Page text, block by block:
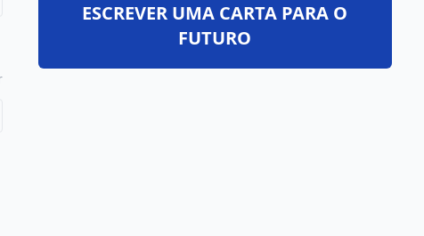
ESCREVER UMA CARTA PARA O
FUTURO